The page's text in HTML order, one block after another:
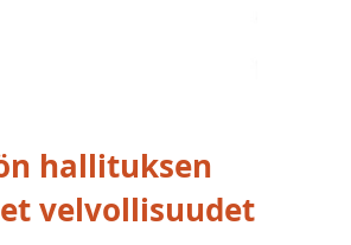
hallituksen
velvollisuudet